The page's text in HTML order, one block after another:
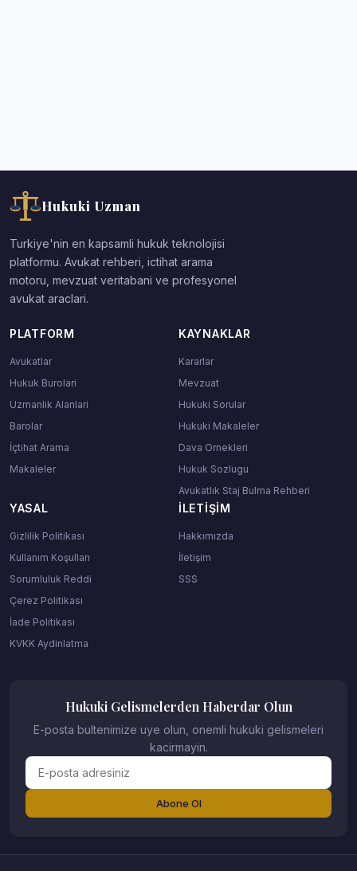
Hukuki Uzman
Turkiye'nin en kapsamli hukuk teknolojisi
platformu. Avukat rehberi, ictihat arama
motoru, mevzuat veritabani ve profesyonel
avukat araclari.
PLATFORM
Avukatlar
Hukuk Burolari
Uzmanlik Alanlari
Barolar
İçtihat Arama
Makaleler
KAYNAKLAR
Kararlar
Mevzuat
Hukuki Sorular
Hukuki Makaleler
Dava Ornekleri
Hukuk Sozlugu
Avukatlık Staj Bulma Rehberi
YASAL
Gizlilik Politikası
Kullanım Koşulları
Sorumluluk Reddi
Çerez Politikası
İade Politikası
KVKK Aydinlatma
İLETIŞIM
Hakkımızda
İletişim
SSS
Hukuki Gelismelerden Haberdar Olun
E-posta bultenimize uye olun, onemli hukuki gelismeleri
kacirmayin.
Abone Ol